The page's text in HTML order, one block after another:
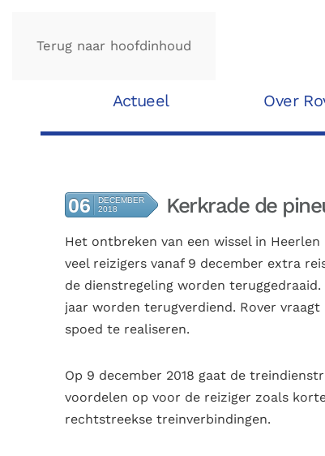
Terug naar hoofdinhoud
Actueel Over
06
DECEMBER
2018
Kerkrade de
Het ontbreken van een wissel in
veel reizigers vanaf 9 december extra
de dienstregeling worden
jaar worden terugverdiend. Rover
spoed te realiseren.
Op 9 december 2018 gaat de
voordelen op voor de reiziger zoals
rechtstreekse treinverbindingen.